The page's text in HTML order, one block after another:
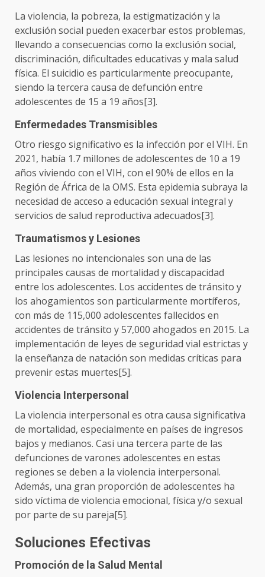
La violencia, la pobreza, la estigmatización y la
exclusión social pueden exacerbar estos problemas,
llevando a consecuencias como la exclusión social,
discriminación, dificultades educativas y mala salud
física. El suicidio es particularmente preocupante,
siendo la tercera causa de defunción entre
adolescentes de 15 a 19 años[3].
Enfermedades Transmisibles
Otro riesgo significativo es la infección por el VIH. En
2021, había 1.7 millones de adolescentes de 10 a 19
años viviendo con el VIH, con el 90% de ellos en la
Región de África de la OMS. Esta epidemia subraya la
necesidad de acceso a educación sexual integral y
servicios de salud reproductiva adecuados[3].
Traumatismos y Lesiones
Las lesiones no intencionales son una de las
principales causas de mortalidad y discapacidad
entre los adolescentes. Los accidentes de tránsito y
los ahogamientos son particularmente mortíferos,
con más de 115,000 adolescentes fallecidos en
accidentes de tránsito y 57,000 ahogados en 2015. La
implementación de leyes de seguridad vial estrictas y
la enseñanza de natación son medidas críticas para
prevenir estas muertes[5].
Violencia Interpersonal
La violencia interpersonal es otra causa significativa
de mortalidad, especialmente en países de ingresos
bajos y medianos. Casi una tercera parte de las
defunciones de varones adolescentes en estas
regiones se deben a la violencia interpersonal.
Además, una gran proporción de adolescentes ha
sido víctima de violencia emocional, física y/o sexual
por parte de su pareja[5].
Soluciones Efectivas
Promoción de la Salud Mental